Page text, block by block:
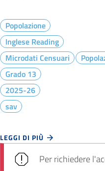
Popolazione
Inglese Reading
Microdati Censuari
Grado 13
2025-26
sav
LEGGI DI PIÙ
Per richiedere